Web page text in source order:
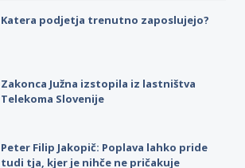
Katera podjetja trenutno zaposlujejo?
Zakonca Južna izstopila iz lastništva
Telekoma Slovenije
Peter Filip Jakopič: Poplava lahko pride
tudi tja, kjer je nihče ne pričakuje